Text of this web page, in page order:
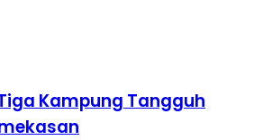
Kampung Tangguh